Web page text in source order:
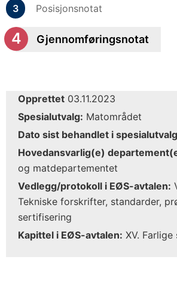
Posisjonsnotat
Gjennomføringsnotat
Opprettet 03.11.2023
Spesialutvalg: Matområdet
Dato sist behandlet i
Hovedansvarlig(e)
og matdepartementet
Vedlegg/protokoll i EØS-avtalen:
Tekniske forskrifter, standarder,
sertifisering
Kapittel i EØS-avtalen: XV.